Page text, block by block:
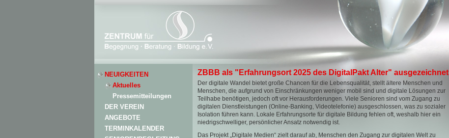
NEUIGKEITEN
Aktuelles
Pressemitteilungen
DER VEREIN
ANGEBOTE
TERMINKALENDER
ZBBB als "Erfahrungsort 2025 des DigitalPakt Alter" ausgezeichnet
Der digitale Wandel bietet große Chancen für die Lebensqualität, stellt ältere Menschen und
Menschen, die aufgrund von Einschränkungen weniger mobil sind und digitale Lösungen zur
Teilhabe benötigen, jedoch oft vor Herausforderungen. Viele Senioren sind vom Zugang zu
digitalen Dienstleistungen (Online-Banking, Videotelefonie) ausgeschlossen, was zu sozialer
Isolation führen kann. Lokale Erfahrungsorte für digitale Bildung fehlen oft, weshalb hier ein
niedrigschwelliger, persönlicher Ansatz notwendig ist.
Das Projekt „Digitale Medien“ zielt darauf ab, Menschen den Zugang zur digitalen Welt zu